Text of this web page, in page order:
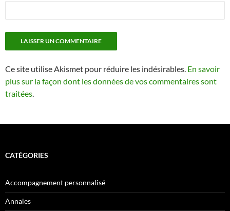
Ce site utilise Akismet pour réduire les indésirables. En savoir
plus sur la façon dont les données de vos commentaires sont
traitées.
CATÉGORIES
Accompagnement personnalisé
Annales